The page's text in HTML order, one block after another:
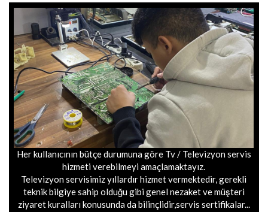
Her kullanıcının bütçe durumuna göre Tv / Televizyon servis
hizmeti verebilmeyi amaçlamaktayız.
Televizyon servisimiz yıllardır hizmet vermektedir, gerekli
teknik bilgiye sahip olduğu gibi genel nezaket ve müşteri
ziyaret kuralları konusunda da bilinçlidir,servis sertifikalar...